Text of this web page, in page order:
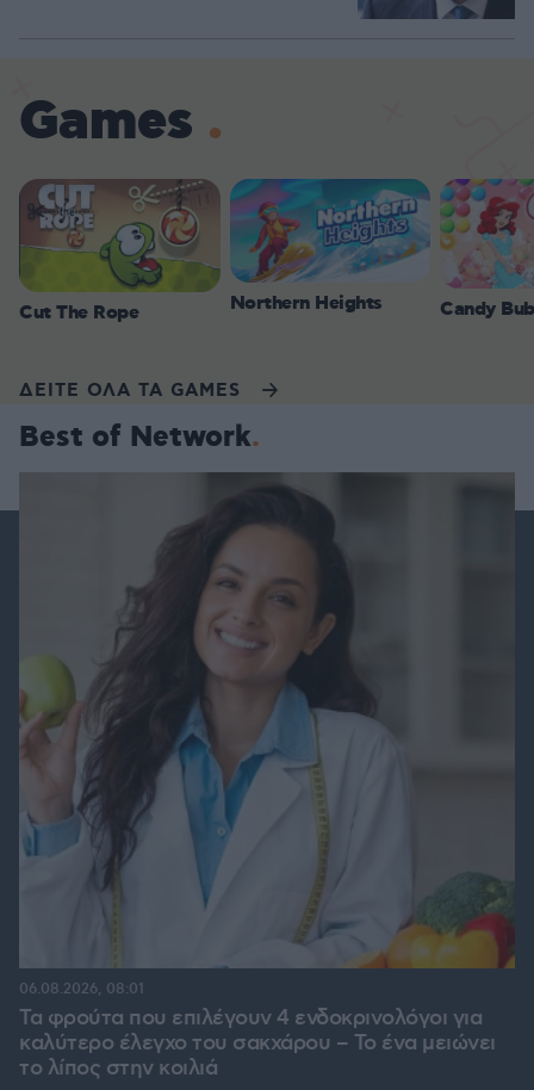
Games
Cut The Rope Northern Heights Candy
ΔΕΙΤΕ ΟΛΑ ΤΑ GAMES
Best of Network
Τα φρούτα που επιλέγουν 4 ενδοκρινολόγοι για
καλύτερο έλεγχο του σακχάρου – Το ένα μειώνει
το λίπος στην κοιλιά
06.08.2026, 08:01